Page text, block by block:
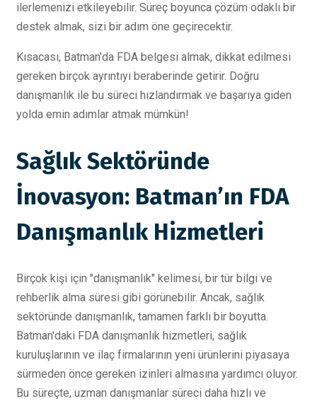
ilerlemenizi etkileyebilir. Süreç boyunca çözüm odaklı bir
destek almak, sizi bir adım öne geçirecektir.
Kısacası, Batman'da FDA belgesi almak, dikkat edilmesi
gereken birçok ayrıntıyı beraberinde getirir. Doğru
danışmanlık ile bu süreci hızlandırmak ve başarıya giden
yolda emin adımlar atmak mümkün!
Sağlık Sektöründe
İnovasyon: Batman’ın FDA
Danışmanlık Hizmetleri
Birçok kişi için "danışmanlık" kelimesi, bir tür bilgi ve
rehberlik alma süresi gibi görünebilir. Ancak, sağlık
sektöründe danışmanlık, tamamen farklı bir boyutta.
Batman'daki FDA danışmanlık hizmetleri, sağlık
kuruluşlarının ve ilaç firmalarının yeni ürünlerini piyasaya
sürmeden önce gereken izinleri almasına yardımcı oluyor.
Bu süreçte, uzman danışmanlar süreci daha hızlı ve